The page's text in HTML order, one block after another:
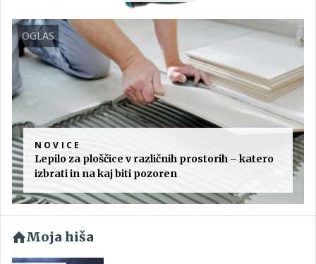
OGLAS
NOVICE
Lepilo za ploščice v različnih prostorih – katero
izbrati in na kaj biti pozoren
Moja hiša